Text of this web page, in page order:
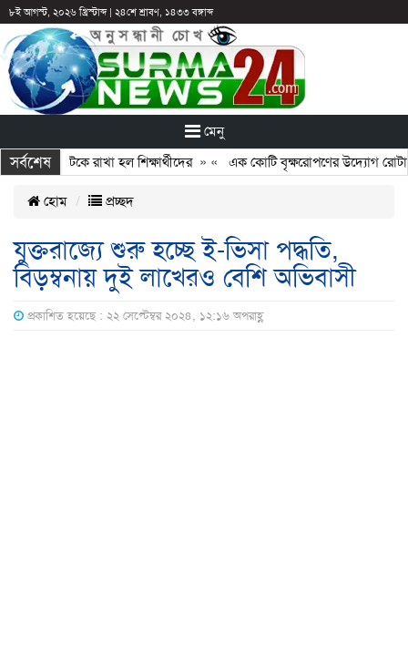
৮ই আগস্ট, ২০২৬ খ্রিস্টাব্দ| ২৪শে শ্রাবণ, ১৪৩৩ বঙ্গাব্দ
মেনু
সর্বশেষ
পরও আটকে রাখা হল শিক্ষার্থীদের» « এক কোটি বৃক্ষরোপণের উদ্যোগ রোটারি
হোম প্রচ্ছদ
যুক্তরাজ্যে শুরু হচ্ছে ই-ভিসা পদ্ধতি,
বিড়ম্বনায় দুই লাখেরও বেশি অভিবাসী
প্রকাশিত হয়েছে : ২২ সেপ্টেম্বর ২০২৪, ১২:১৬ অপরাহ্ণ